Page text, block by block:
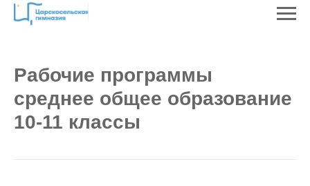
Рабочие программы
среднее общее образование
10-11 классы